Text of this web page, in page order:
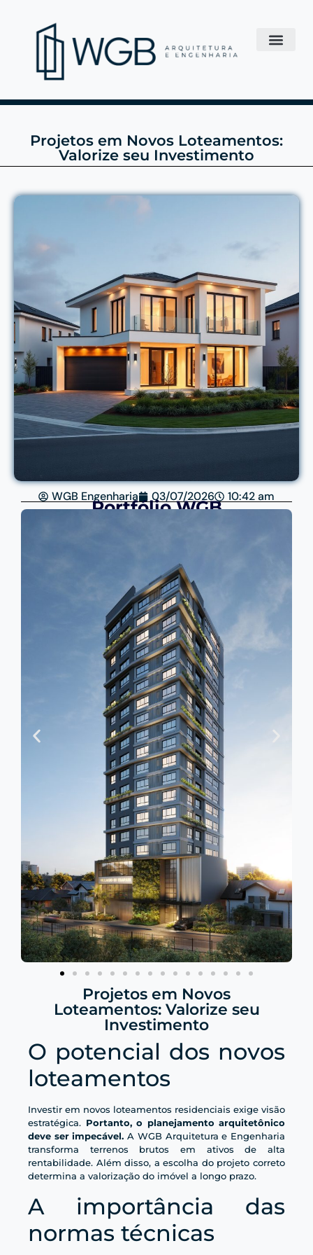
Projetos em Novos Loteamentos:
Valorize seu Investimento
WGB Engenharia 03/07/2026 10:42 am
Portfólio WGB
Projetos em Novos
Loteamentos: Valorize seu
Investimento
O potencial dos novos
loteamentos
Investir em novos loteamentos residenciais exige visão
estratégica. Portanto, o planejamento arquitetônico
deve ser impecável. A WGB Arquitetura e Engenharia
transforma terrenos brutos em ativos de alta
rentabilidade. Além disso, a escolha do projeto correto
determina a valorização do imóvel a longo prazo.
A importância das
normas técnicas